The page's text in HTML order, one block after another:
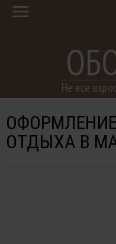
Не все
ОТДЫХА В